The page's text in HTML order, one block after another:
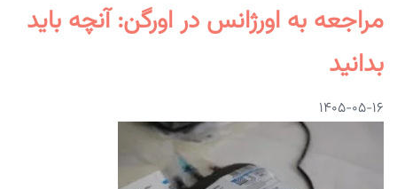
مراجعه به اورژانس در اورگن: آنچه باید
بدانید
۱۴۰۵-۰۵-۱۶